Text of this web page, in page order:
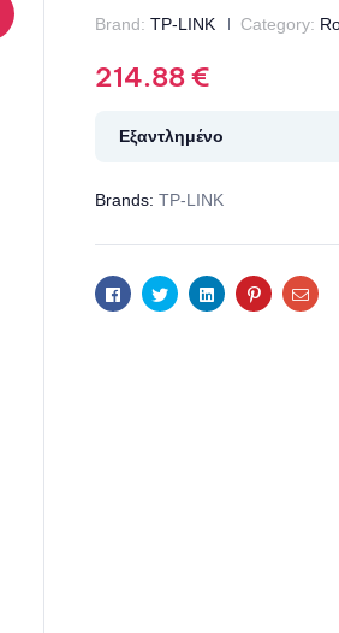
Brand: TP-LINK Category:
214.88€
Εξαντλημένο
Brands: TP-LINK
FacebookTwitterLinkedinPinterestEmail